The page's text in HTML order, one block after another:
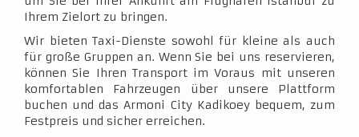
Ihrem Zielort zu bringen.
Wir bieten Taxi-Dienste sowohl für kleine als auch
für große Gruppen an. Wenn Sie bei uns reservieren,
können Sie Ihren Transport im Voraus mit unseren
komfortablen Fahrzeugen über unsere Plattform
buchen und das Armoni City Kadikoey bequem, zum
Festpreis und sicher erreichen.